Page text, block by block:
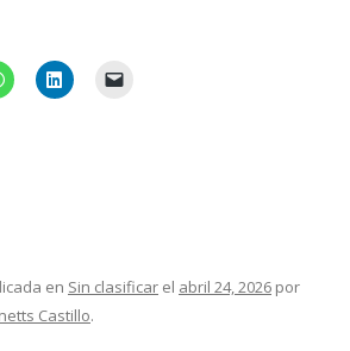
en Sin clasificar el abril 24, 2026 por
Castillo.